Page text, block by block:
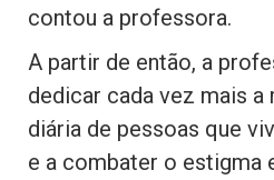
contou a professora.
A partir de então, a
dedicar cada vez mais a
diária de pessoas que
e a combater o estigma